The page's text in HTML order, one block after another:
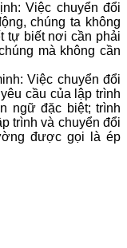
Việc chuyển đổi
chúng ta không
tự biết nơi cần phải
mà không cần
Việc chuyển đổi
cầu của lập trình
ngữ đặc biệt; trình
trình và chuyển đổi
được gọi là ép